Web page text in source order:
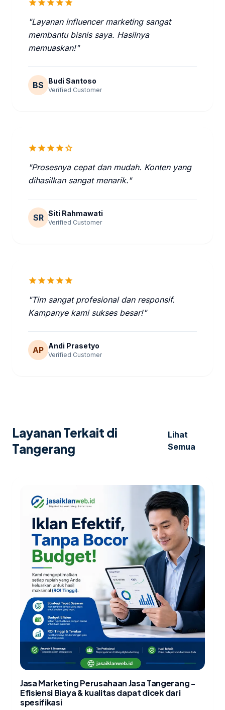
starstarstarstarstar
"Layanan influencer marketing sangat
membantu bisnis saya. Hasilnya
memuaskan!"
BS Budi Santoso
Verified Customer
starstarstarstarstar
"Prosesnya cepat dan mudah. Konten yang
dihasilkan sangat menarik."
SR Siti Rahmawati
Verified Customer
starstarstarstarstar
"Tim sangat profesional dan responsif.
Kampanye kami sukses besar!"
AP Andi Prasetyo
Verified Customer
Layanan Terkait di
Tangerang
Lihat
Semua
Jasa Marketing Perusahaan Jasa Tangerang -
Efisiensi Biaya & kualitas dapat dicek dari
spesifikasi